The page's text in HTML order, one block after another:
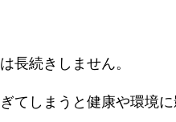
長続きしません。
てしまうと健康や環境